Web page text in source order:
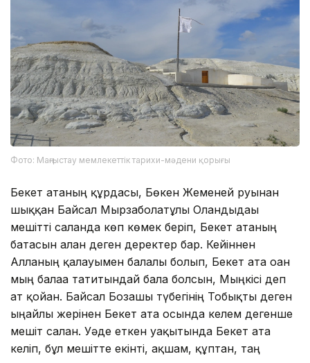
Фото: Маңғыстау мемлекеттік тарихи-мәдени қорығы
Бекет атаның құрдасы, Бөкен Жеменей руынан
шыққан Байсал Мырзаболатұлы Оғландыдағы
мешітті салғанда көп көмек беріп, Бекет атаның
батасын алған деген деректер бар. Кейіннен
Алланың қалауымен балалы болып, Бекет ата оған
мың балаға татитындай бала болсын, Мыңкісі деп
ат қойған. Байсал Бозашы түбегінің Тобықты деген
ыңғайлы жерінен Бекет ата осында келем дегенше
мешіт салған. Уәде еткен уақытында Бекет ата
келіп, бұл мешітте екінті, ақшам, құптан, таң